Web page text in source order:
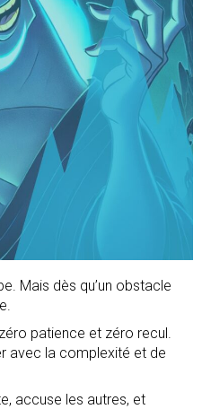
Mais dès qu’un obstacle
patience et zéro recul.
avec la complexité et de
accuse les autres, et